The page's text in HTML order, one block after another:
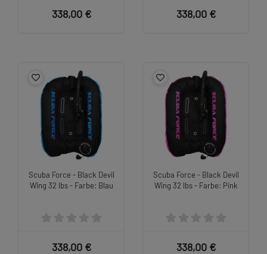
338,00 € 338,00 €
Scuba Force - Black Devil
Wing 32 lbs - Farbe: Blau
338,00 €
Scuba Force - Black Devil
Wing 32 lbs - Farbe: Pink
338,00 €